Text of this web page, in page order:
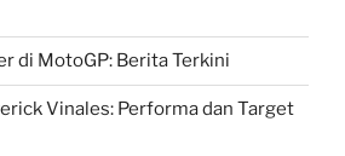
di MotoGP: Berita Terkini
Vinales: Performa dan Target